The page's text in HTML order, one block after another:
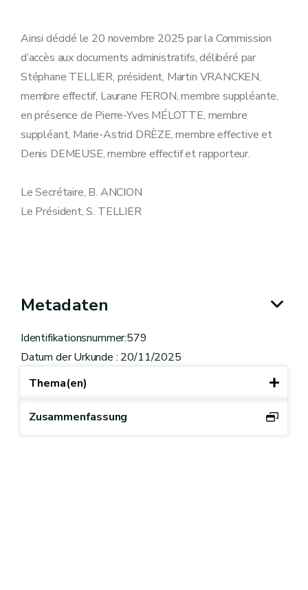
Ainsi décidé le 20 novembre 2025 par la Commission
d’accès aux documents administratifs, délibéré par
Stéphane TELLIER, président, Martin VRANCKEN,
membre effectif, Laurane FERON, membre suppléante,
en présence de Pierre-Yves MÉLOTTE, membre
suppléant, Marie-Astrid DRÈZE, membre effective et
Denis DEMEUSE, membre effectif et rapporteur.
Le Secrétaire, B. ANCION
Le Président, S. TELLIER
Metadaten
Identifikationsnummer:579
Datum der Urkunde : 20/11/2025
Thema(en)
Zusammenfassung